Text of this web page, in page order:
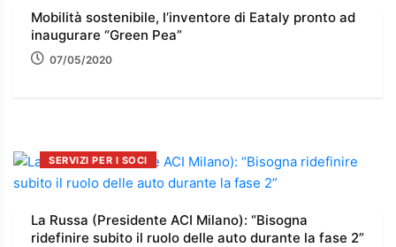
Mobilità sostenibile, l’inventore di Eataly pronto ad
inaugurare “Green Pea”
07/05/2020
SERVIZI PER I SOCI
La Russa (Presidente ACI Milano): “Bisogna
ridefinire subito il ruolo delle auto durante la fase 2”